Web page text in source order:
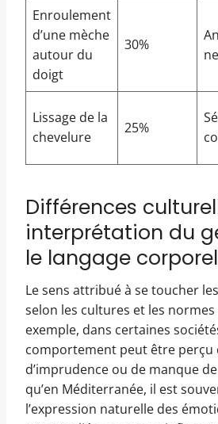
Enroulement
d’une mèche
autour du
doigt
30%
Lissage de la
chevelure
25%
Différences
interprétation du
le langage corporel
Le sens attribué à se toucher
selon les cultures et les normes
exemple, dans certaines
comportement peut être perçu
d’imprudence ou de manque
qu’en Méditerranée, il est
l’expression naturelle des